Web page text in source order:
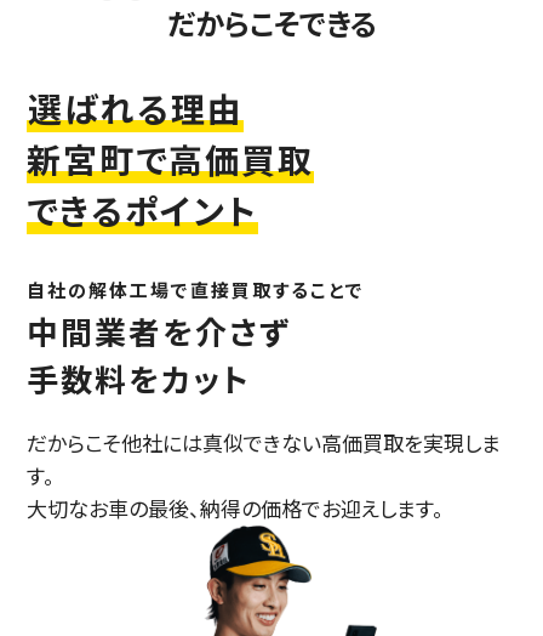
だからこそできる
選ばれる理由
新宮町で高価買取
できるポイント
自社の解体工場で直接買取することで
中間業者を介さず
手数料をカット
だからこそ他社には真似できない高価買取を実現しま
す。
大切なお車の最後、納得の価格でお迎えします。